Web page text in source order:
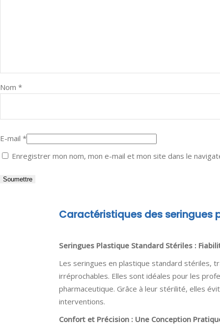
Nom *
E-mail *
Enregistrer mon nom, mon e-mail et mon site dans le
Caractéristiques des seringues
Seringues Plastique Standard Stériles :
Les seringues en plastique standard stériles,
irréprochables. Elles sont idéales pour les
pharmaceutique. Grâce à leur stérilité, elles
interventions.
Confort et Précision : Une Conception